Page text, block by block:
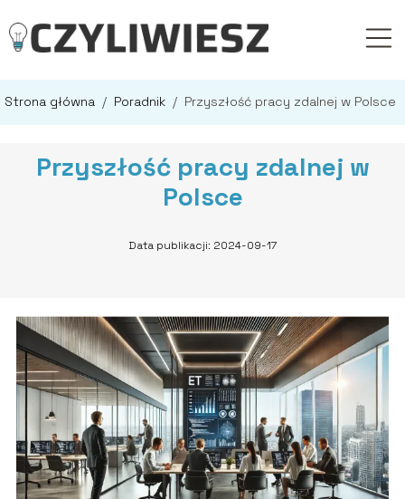
Strona główna / Poradnik / Przyszłość pracy zdalnej w Polsce
Przyszłość pracy zdalnej w
Polsce
Data publikacji: 2024-09-17